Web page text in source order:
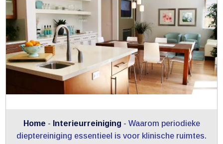
Home - Interieurreiniging - Waarom periodieke
dieptereiniging essentieel is voor klinische ruimtes.​